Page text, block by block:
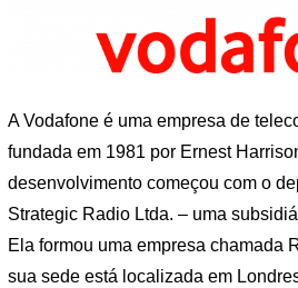
A Vodafone é uma empresa de
fundada em 1981 por Ernest
desenvolvimento começou com o
Strategic Radio Ltda. – uma
Ela formou uma empresa chamada
sua sede está localizada em